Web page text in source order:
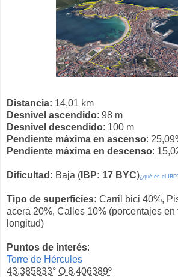
Distancia: 14,01 km
Desnivel ascendido: 98 m
Desnivel descendido: 100 m
Pendiente máxima en ascenso:
Pendiente máxima en descenso:
Dificultad: Baja ( IBP: 17 BYC)¿qué es el
Tipo de superficies: Carril bici 40%,
acera 20%, Calles 10% (porcentajes en
longitud)
Puntos de interés:
Torre de Hércules
43.385833° O 8.406389º